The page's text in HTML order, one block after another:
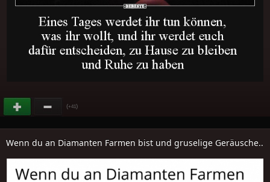
(+41)
Wenn du an Diamanten Farmen bist und gruselige Geräusche..